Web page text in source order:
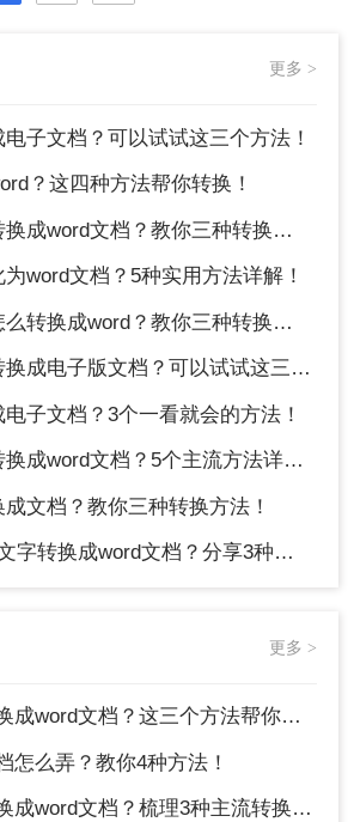
。无论是为了编
更多 >
子文档？可以试试这三个方法！
？这四种方法帮你转换！
word文档？教你三种转换方法！
word文档？5种实用方法详解！
换成word？教你三种转换方法！
电子版文档？可以试试这三个方法！
子文档？3个一看就会的方法！
成word文档？5个主流方法详解！
文档？教你三种转换方法！
成word文档？分享3种简单方法，1秒搞定！
更多 >
文档？这三个方法帮你轻松解决！
怎么弄？教你4种方法！
word文档？梳理3种主流转换方法！